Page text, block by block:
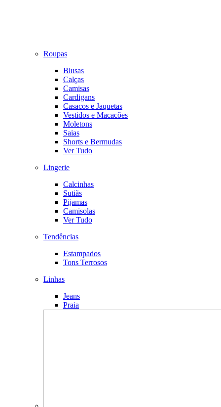
Roupas
Blusas
Calças
Camisas
Cardigans
Casacos e Jaquetas
Vestidos e Macacões
Moletons
Saias
Shorts e Bermudas
Ver Tudo
Lingerie
Calcinhas
Sutiãs
Pijamas
Camisolas
Ver Tudo
Tendências
Estampados
Tons Terrosos
Linhas
Jeans
Praia